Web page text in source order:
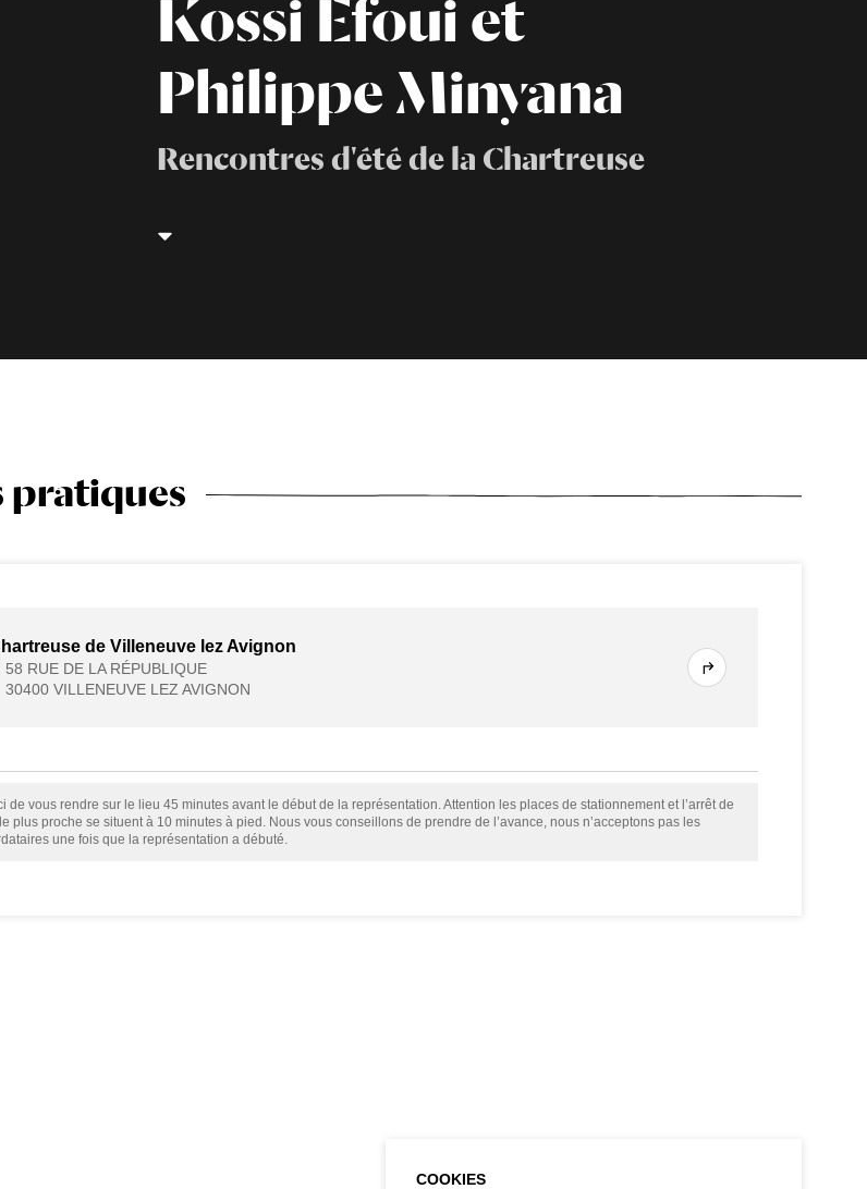
Kossi Efoui et
Philippe Minyana
Rencontres d'été de la Chartreuse
pratiques
de Villeneuve lez Avignon
58 RUE DE LA RÉPUBLIQUE
30400 VILLENEUVE LEZ AVIGNON
de vous rendre sur le lieu 45 minutes avant le début de la représentation. Attention les places de stationnement et l’arrêt de
plus proche se situent à 10 minutes à pied. Nous vous conseillons de prendre de l’avance, nous n’acceptons pas les
une fois que la représentation a débuté.
COOKIES